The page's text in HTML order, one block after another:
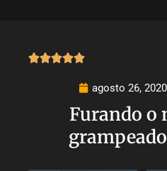

agosto 26, 2020
Furando o